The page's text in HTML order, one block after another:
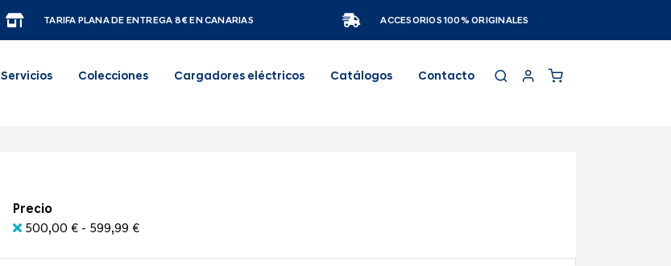
TARIFA PLANA DE ENTREGA 8€ EN CANARIAS ACCESORIOS 100% ORIGINALES
Servicios Colecciones Cargadores eléctricos Catálogos Contacto
Precio
500,00 € - 599,99 €